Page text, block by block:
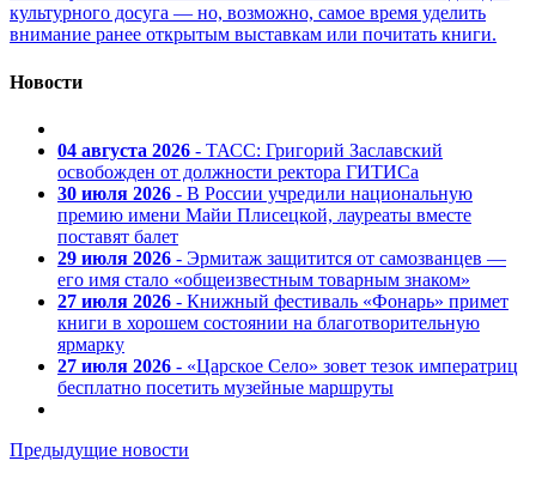
культурного досуга — но, возможно, самое время уделить
внимание ранее открытым выставкам или почитать книги.
Новости
04 августа 2026 - ТАСС: Григорий Заславский
освобожден от должности ректора ГИТИСа
30 июля 2026 - В России учредили национальную
премию имени Майи Плисецкой, лауреаты вместе
поставят балет
29 июля 2026 - Эрмитаж защитится от самозванцев —
его имя стало «общеизвестным товарным знаком»
27 июля 2026 - Книжный фестиваль «Фонарь» примет
книги в хорошем состоянии на благотворительную
ярмарку
27 июля 2026 - «Царское Село» зовет тезок императриц
бесплатно посетить музейные маршруты
Предыдущие новости